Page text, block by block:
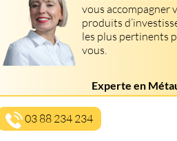
vous accompagner
produits
les plus pertinents
vous.
Experte en
03 88 234 234